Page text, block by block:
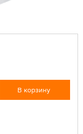
В корзину